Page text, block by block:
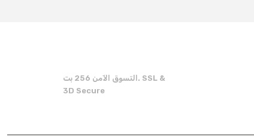
There should be other alternatives to this product.
التسوق الآمن 256 بت. SSL &
3D Secure